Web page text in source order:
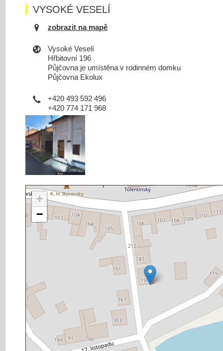
VYSOKÉ VESELÍ
zobrazit na mapě
Vysoké Veselí
Hřbitovní 196
Půjčovna je umístěna v rodinném domku
Půjčovna Ekolux
+420 493 592 496
+420 774 171 968
+
−